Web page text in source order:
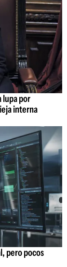
lupa por
interna
pero pocos